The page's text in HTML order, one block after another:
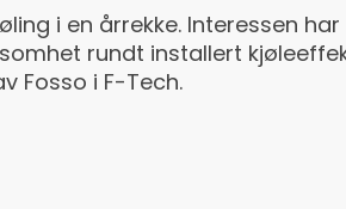
i en årrekke. Interessen
rundt installert
Fosso i F-Tech.